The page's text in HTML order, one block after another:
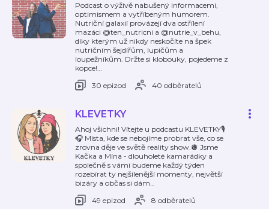
Podcast o výživě nabušený informacemi,
optimismem a vytříbeným humorem.
Nutriční galaxií provázejí dva ostřílení
mazáci @ten_nutricni a @nutrie_v_behu,
díky kterým už nikdy neskočíte na špek
nutričním šejdířům, lupičům a
loupežníkům. Držte si klobouky, pojedeme z
kopce!…
30 epizod
40 odběratelů
KLEVETKY
Ahoj všichni! Vítejte u podcastu KLEVETKY🎙️
🎧 Místa, kde se nebojíme probrat vše, co se
zrovna děje ve světě reality show.🪩 Jsme
Kačka a Mína - dlouholeté kamarádky a
společně s vámi budeme každý týden
rozebírat ty nejšílenější momenty, největší
bizáry a občas si dám…
49 epizod
8 odběratelů